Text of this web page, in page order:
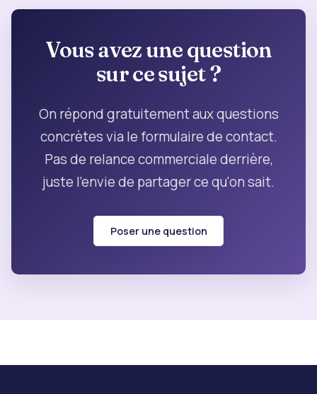
Vous avez une question
sur ce sujet ?
On répond gratuitement aux questions
concrètes via le formulaire de contact.
Pas de relance commerciale derrière,
juste l'envie de partager ce qu'on sait.
Poser une question